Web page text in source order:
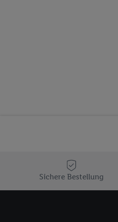
Sichere Bestellung